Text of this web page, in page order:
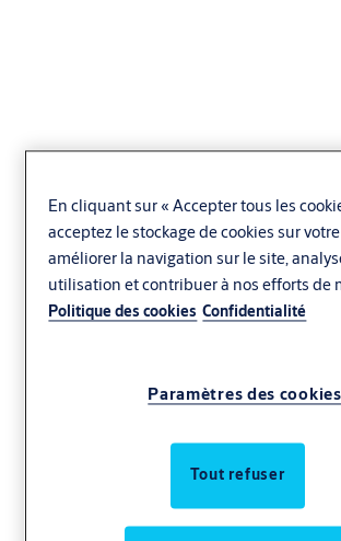
Compact Revolving
Door
En cliquant sur « Accepter tous les
acceptez le stockage de cookies sur
améliorer la navigation sur le site,
utilisation et contribuer à nos efforts de
Politique des cookies Confidentialité
Paramètres des cookies
Tout refuser